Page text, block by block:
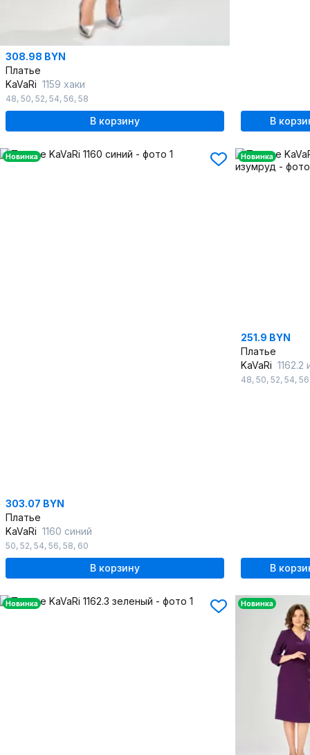
308.98 BYN
Платье
KaVaRi 1159 хаки
48, 50, 52, 54, 56, 58
В корзину В
Новинка
303.07 BYN
Платье
KaVaRi 1160 синий
50, 52, 54, 56, 58, 60
В корзину
Новинка
251.9 BYN
Платье
KaVaRi 1162.2
48, 50, 52, 54, 56
В
Новинка Новинка